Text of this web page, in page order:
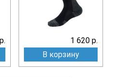
1 620 р.
В корзину